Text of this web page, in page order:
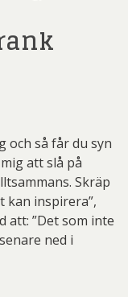
och så får du syn
att slå på
Skräp
kan inspirera”,
att: ”Det som inte
ned i